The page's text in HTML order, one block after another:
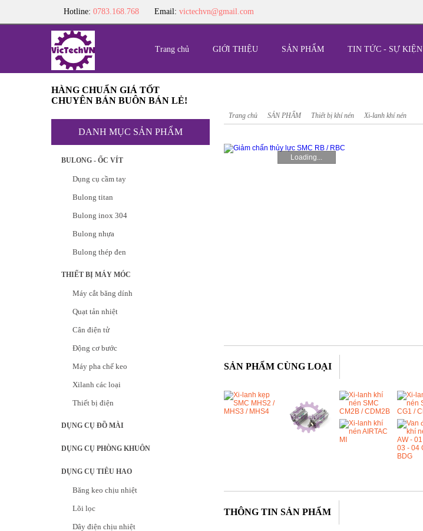
Hotline: 0783.168.768 Email:victechvn@gmail.com
Trang chủ GIỚI THIỆU SẢN PHẨM TIN TỨC - SỰ KIỆN
HÀNG CHUẨN GIÁ TỐT
CHUYÊN BÁN BUÔN BÁN LẺ!
DANH MỤC SẢN PHẨM
BULONG - ỐC VÍT
Dụng cụ cầm tay
Bulong titan
Bulong inox 304
Bulong nhựa
Bulong thép đen
THIẾT BỊ MÁY MÓC
Máy cắt băng dính
Quạt tản nhiệt
Cân điện tử
Động cơ bước
Máy pha chế keo
Xilanh các loại
Thiết bị điện
DỤNG CỤ ĐỒ MÀI
DỤNG CỤ PHÒNG KHUÔN
DỤNG CỤ TIÊU HAO
Băng keo chịu nhiệt
Lõi lọc
Dây điện chịu nhiệt
Trang chủ SẢN PHẨM Thiết bị khí nén Xi-lanh khí nén
Loading...
SẢN PHẨM CÙNG LOẠI
THÔNG TIN SẢN PHẨM